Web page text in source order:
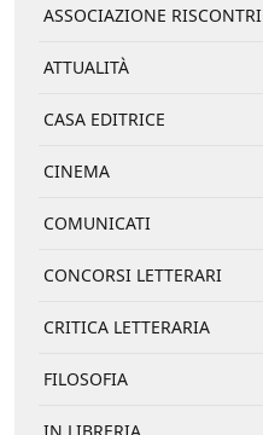
ASSOCIAZIONE RISCONTRI
ATTUALITÀ
CASA EDITRICE
CINEMA
COMUNICATI
CONCORSI LETTERARI
CRITICA LETTERARIA
FILOSOFIA